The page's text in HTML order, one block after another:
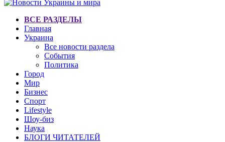
ВСЕ РАЗДЕЛЫ
Главная
Украина
Все новости раздела
События
Политика
Город
Мир
Бизнес
Спорт
Lifestyle
Шоу-биз
Наука
БЛОГИ ЧИТАТЕЛЕЙ